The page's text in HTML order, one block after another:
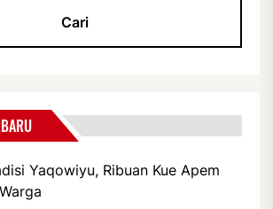
Yaqowiyu, Ribuan Kue Apem